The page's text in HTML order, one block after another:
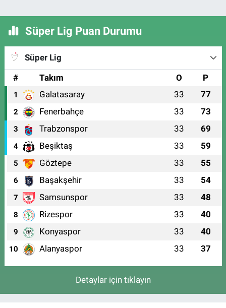
Süper Lig Puan Durumu
Süper Lig
#
Takım O P
1 Galatasaray 33 77
2 Fenerbahçe 33 73
3 Trabzonspor 33 69
4 Beşiktaş 33 59
5 Göztepe 33 55
6 Başakşehir 33 54
7 Samsunspor 33 48
8 Rizespor 33 40
9 Konyaspor 33 40
10 Alanyaspor 33 37
Detaylar için tıklayın